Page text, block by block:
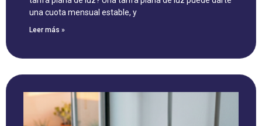
una cuota mensual estable, y
Leer más »